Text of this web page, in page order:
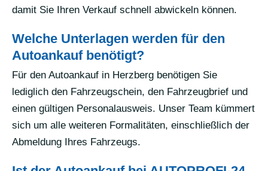
damit Sie Ihren Verkauf schnell abwickeln können.
Welche Unterlagen werden für den
Autoankauf benötigt?
Für den Autoankauf in Herzberg benötigen Sie
lediglich den Fahrzeugschein, den Fahrzeugbrief und
einen gültigen Personalausweis. Unser Team kümmert
sich um alle weiteren Formalitäten, einschließlich der
Abmeldung Ihres Fahrzeugs.